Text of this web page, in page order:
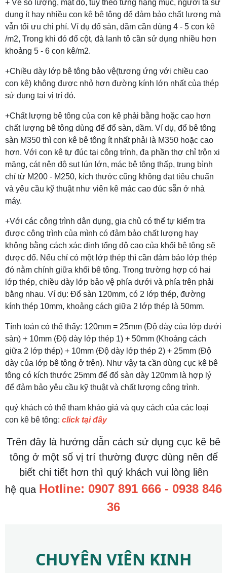
+ Về số lượng, mật độ, tùy theo từng hạng mục, người ta sử
dụng ít hay nhiều con kê bê tông để đảm bảo chất lượng mà
vẫn tối ưu chi phí. Ví dụ đổ sàn, dầm cần dùng 4 - 5 con kê
/m2, Trong khi đó đổ cột, đà lanh tô cần sử dụng nhiều hơn
khoảng 5 - 6 con kê/m2.
+Chiều dày lớp bê tông bảo vệ(tương ứng với chiều cao
con kê) không được nhỏ hơn đường kính lớn nhất của thép
sử dụng tại vị trí đó.
+Chất lượng bê tông của con kê phải bằng hoặc cao hơn
chất lượng bê tông dùng để đổ sàn, dầm. Ví dụ, đổ bê tông
sàn M350 thì con kê bê tông ít nhất phải là M350 hoặc cao
hơn. Với con kê tự đúc tại công trình, đa phần thợ chỉ trộn xi
măng, cát nên độ sụt lún lớn, mác bê tông thấp, trung bình
chỉ từ M200 - M250, kích thước cũng không đạt tiêu chuẩn
và yêu cầu kỹ thuật như viên kê mác cao đúc sẵn ở nhà
máy.
+Với các công trình dân dụng, gia chủ có thể tự kiểm tra
được công trình của mình có đảm bảo chất lượng hay
không bằng cách xác định tổng độ cao của khối bê tông sẽ
được đổ. Nếu chỉ có một lớp thép thì cần đảm bảo lớp thép
đó nằm chính giữa khối bê tông. Trong trường hợp có hai
lớp thép, chiều dày lớp bảo vệ phía dưới và phía trên phải
bằng nhau. Ví dụ: Đổ sàn 120mm, có 2 lớp thép, đường
kính thép 10mm, khoảng cách giữa 2 lớp thép là 50mm.
Tính toán có thể thấy: 120mm = 25mm (Độ dày của lớp dưới
sàn) + 10mm (Độ dày lớp thép 1) + 50mm (Khoảng cách
giữa 2 lớp thép) + 10mm (Độ dày lớp thép 2) + 25mm (Độ
dày của lớp bê tông ở trên). Như vậy ta cần dùng cục kê bê
tông có kích thước 25mm để đổ sàn dày 120mm là hợp lý
để đảm bảo yêu cầu kỹ thuật và chất lượng công trình.
quý khách có thể tham khảo giá và quy cách của các loại
con kê bê tông: click tại đây
Trên đây là hướng dẫn cách sử dụng cục kê bê
tông ở một số vị trí thường được dùng nên để
biết chi tiết hơn thì quý khách vui lòng liên
hệ qua Hotline: 0907 891 666 - 0938 846
36
CHUYÊN VIÊN KINH